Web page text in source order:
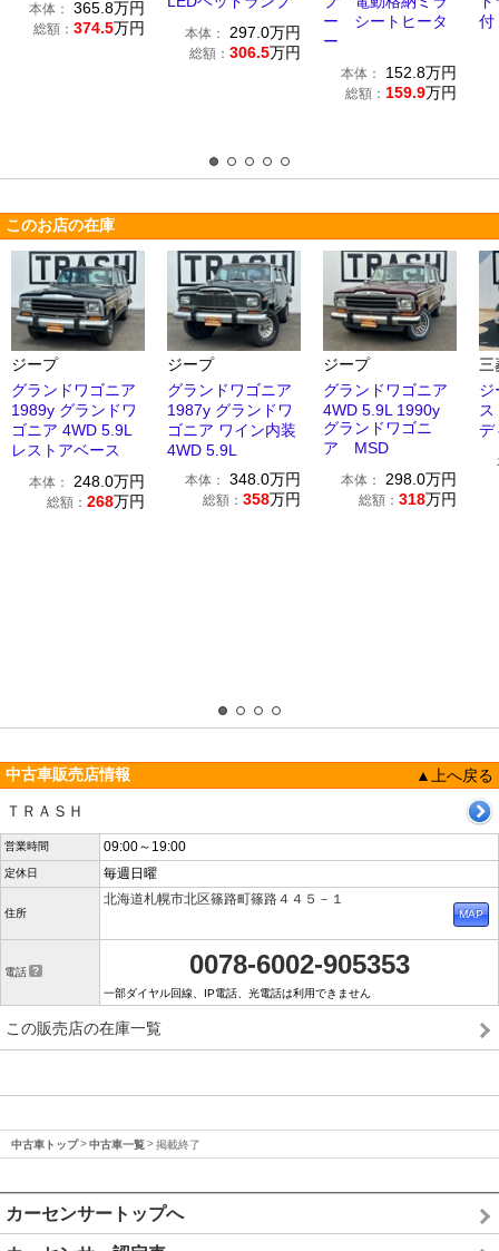
本体： 365.8万円
総額： 374.5万円 本体： 297.0万円
総額： 306.5万円
ー シートヒータ
ー
本体： 152.8万円
総額： 159.9万円
付
このお店の在庫
ジープ
グランドワゴニア
1989y グランドワ
ゴニア 4WD 5.9L
レストアベース
本体： 248.0万円
総額： 268万円
ジープ
グランドワゴニア
1987y グランドワ
ゴニア ワイン内装
4WD 5.9L
本体： 348.0万円
総額： 358万円
ジープ
グランドワゴニア
4WD 5.9L 1990y
グランドワゴニ
ア MSD
本体： 298.0万円
総額： 318万円
三
ジ
デ
中古車販売店情報
▲上へ戻る
ＴＲＡＳＨ
営業時間 09:00～19:00
定休日 毎週日曜
住所
北海道札幌市北区篠路町篠路４４５－１
電話 0078-6002-905353
一部ダイヤル回線、IP電話、光電話は利用できません
この販売店の在庫一覧
中古車トップ 中古車一覧 掲載終了
カーセンサートップへ